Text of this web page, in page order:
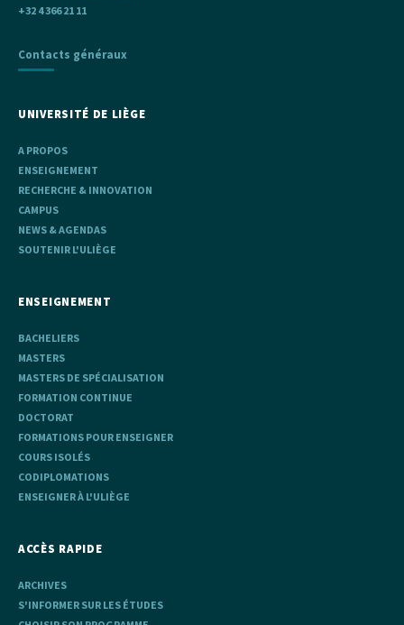
+32 4 366 21 11
Contacts généraux
UNIVERSITÉ DE LIÈGE
A PROPOS
ENSEIGNEMENT
RECHERCHE & INNOVATION
CAMPUS
NEWS & AGENDAS
SOUTENIR L'ULIÈGE
ENSEIGNEMENT
BACHELIERS
MASTERS
MASTERS DE SPÉCIALISATION
FORMATION CONTINUE
DOCTORAT
FORMATIONS POUR ENSEIGNER
COURS ISOLÉS
CODIPLOMATIONS
ENSEIGNER À L'ULIÈGE
ACCÈS RAPIDE
ARCHIVES
S'INFORMER SUR LES ÉTUDES